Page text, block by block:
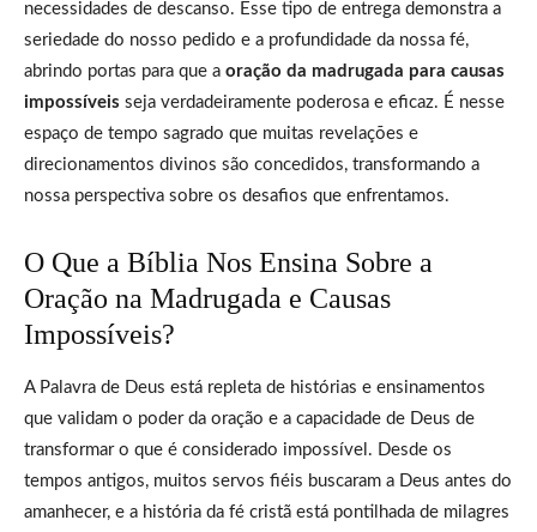
necessidades de descanso. Esse tipo de entrega demonstra a
seriedade do nosso pedido e a profundidade da nossa fé,
abrindo portas para que a oração da madrugada para causas
impossíveis seja verdadeiramente poderosa e eficaz. É nesse
espaço de tempo sagrado que muitas revelações e
direcionamentos divinos são concedidos, transformando a
nossa perspectiva sobre os desafios que enfrentamos.
O Que a Bíblia Nos Ensina Sobre a
Oração na Madrugada e Causas
Impossíveis?
A Palavra de Deus está repleta de histórias e ensinamentos
que validam o poder da oração e a capacidade de Deus de
transformar o que é considerado impossível. Desde os
tempos antigos, muitos servos fiéis buscaram a Deus antes do
amanhecer, e a história da fé cristã está pontilhada de milagres